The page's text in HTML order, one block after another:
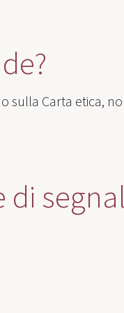
sulla Carta etica,